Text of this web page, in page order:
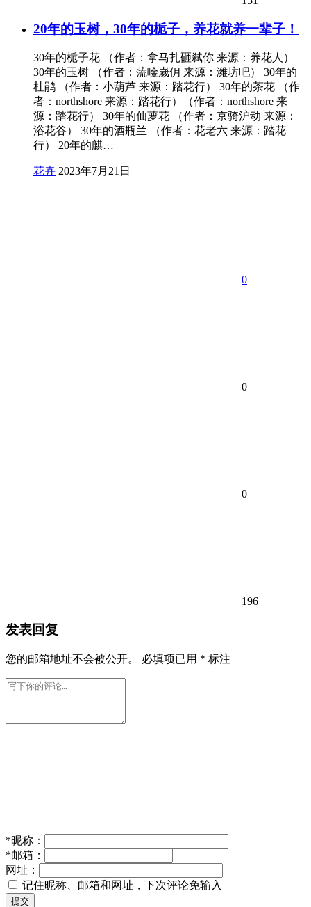
20年的玉树，30年的栀子，养花就养一辈子！
30年的栀子花 （作者：拿马扎砸弑你 来源：养花人）
30年的玉树 （作者：蓅唫嵗仴 来源：潍坊吧） 30年的
杜鹃 （作者：小葫芦 来源：踏花行） 30年的茶花 （作
者：northshore 来源：踏花行）（作者：northshore 来
源：踏花行） 30年的仙萝花 （作者：京骑沪动 来源：
浴花谷） 30年的酒瓶兰 （作者：花老六 来源：踏花
行） 20年的麒…
花卉 2023年7月21日
0
0
0
196
发表回复
您的邮箱地址不会被公开。 必填项已用 * 标注
*昵称：
*邮箱：
网址：
记住昵称、邮箱和网址，下次评论免输入
提交